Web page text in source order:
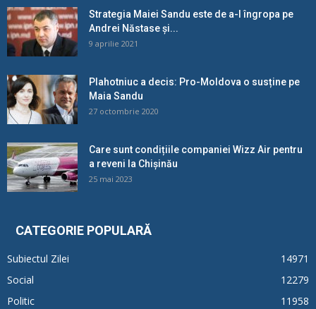
Strategia Maiei Sandu este de a-l îngropa pe
Andrei Năstase și...
9 aprilie 2021
Plahotniuc a decis: Pro-Moldova o susține pe
Maia Sandu
27 octombrie 2020
Care sunt condițiile companiei Wizz Air pentru
a reveni la Chișinău
25 mai 2023
CATEGORIE POPULARĂ
Subiectul Zilei
14971
Social
12279
Politic
11958